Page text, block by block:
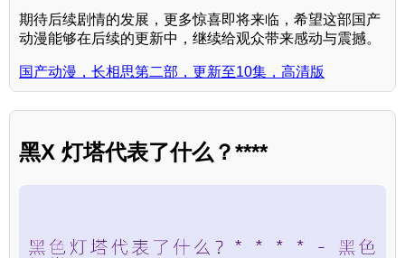
期待后续剧情的发展，更多惊喜即将来临，希望这部国产
动漫能够在后续的更新中，继续给观众带来感动与震撼。
国产动漫，长相思第二部，更新至10集，高清版
黑X 灯塔代表了什么？****